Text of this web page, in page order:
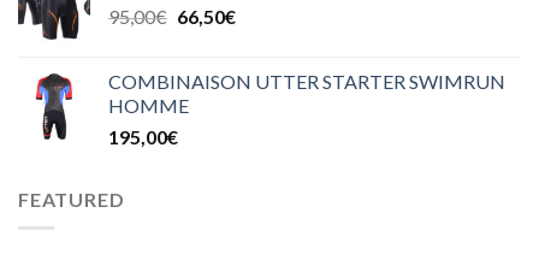
95,00€ 66,50€
COMBINAISON UTTER STARTER SWIMRUN
HOMME
195,00€
FEATURED